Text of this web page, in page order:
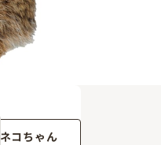
ネコちゃん